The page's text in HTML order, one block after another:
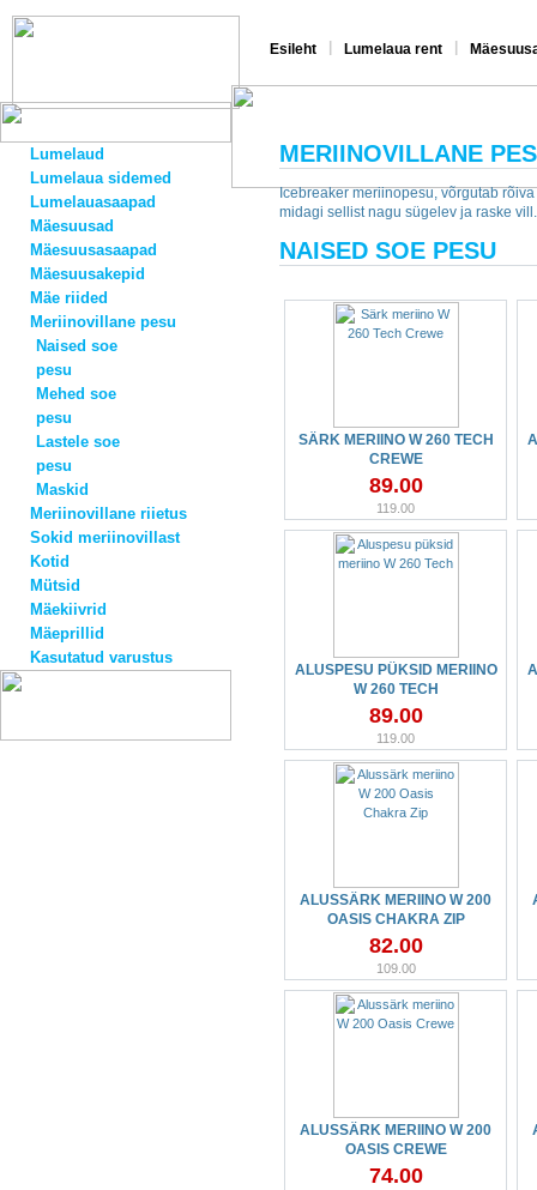
Esileht Lumelaua rent
Lumelaud
Lumelaua sidemed
Lumelauasaapad
Mäesuusad
Mäesuusasaapad
Mäesuusakepid
Mäe riided
Meriinovillane pesu
Naised soe
pesu
Mehed soe
pesu
Lastele soe
pesu
Maskid
Meriinovillane riietus
Sokid meriinovillast
Kotid
Mütsid
Mäekiivrid
Mäeprillid
Kasutatud varustus
MERIINOVILLANE
Icebreaker meriinopesu, võrgutab
midagi sellist nagu sügelev ja raske vill.
NAISED SOE PESU
SÄRK MERIINO W 260 TECH
CREWE
89.00
119.00
ALUSPESU PÜKSID MERIINO
W 260 TECH
89.00
119.00
ALUSSÄRK MERIINO W 200
OASIS CHAKRA ZIP
82.00
109.00
ALUSSÄRK MERIINO W 200
OASIS CREWE
74.00